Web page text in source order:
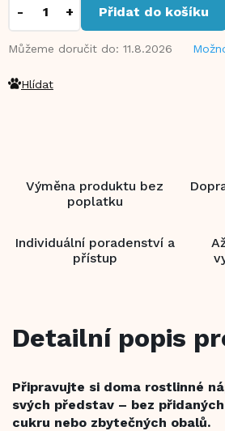
Můžeme doručit do: 11.8.2026
Přidat do košíku
Hlídat
Výměna produktu bez
poplatku
Individuální poradenství a
přístup
Detailní popis
Připravujte si doma rostlinné
svých představ – bez
cukru nebo zbytečných obalů.